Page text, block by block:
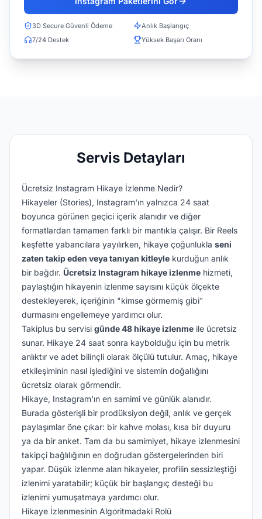
3D Secure Güvenli Ödeme
Anlık Başlangıç
7/24 Destek
Yüksek Başarı Oranı
Servis Detayları
Ücretsiz Instagram Hikaye İzlenme Nedir?
Hikayeler (Stories), Instagram'ın yalnızca 24 saat
boyunca görünen geçici içerik alanıdır ve diğer
formatlardan tamamen farklı bir mantıkla çalışır. Bir Reels
keşfette yabancılara yayılırken, hikaye çoğunlukla seni
zaten takip eden veya tanıyan kitleyle kurduğun anlık
bir bağdır. Ücretsiz Instagram hikaye izlenme hizmeti,
paylaştığın hikayenin izlenme sayısını küçük ölçekte
destekleyerek, içeriğinin "kimse görmemiş gibi"
durmasını engellemeye yardımcı olur.
Takiplus bu servisi günde 48 hikaye izlenme ile ücretsiz
sunar. Hikaye 24 saat sonra kaybolduğu için bu metrik
anlıktır ve adet bilinçli olarak ölçülü tutulur. Amaç, hikaye
etkileşiminin nasıl işlediğini ve sistemin doğallığını
ücretsiz olarak görmendir.
Hikaye, Instagram'ın en samimi ve günlük alanıdır.
Burada gösterişli bir prodüksiyon değil, anlık ve gerçek
paylaşımlar öne çıkar: bir kahve molası, kısa bir duyuru
ya da bir anket. Tam da bu samimiyet, hikaye izlenmesini
takipçi bağlılığının en doğrudan göstergelerinden biri
yapar. Düşük izlenme alan hikayeler, profilin sessizleştiği
izlenimi yaratabilir; küçük bir başlangıç desteği bu
izlenimi yumuşatmaya yardımcı olur.
Hikaye İzlenmesinin Algoritmadaki Rolü